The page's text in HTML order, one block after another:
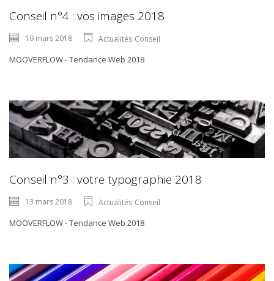
Conseil n°4 : vos images 2018
19 mars 2018 Actualités Conseil
MOOVERFLOW - Tendance Web 2018
Conseil n°3 : votre typographie 2018
13 mars 2018 Actualités Conseil
MOOVERFLOW - Tendance Web 2018